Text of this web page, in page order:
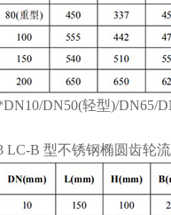
DN50(轻型)/DN65/
LC-B 型不锈钢椭圆齿轮